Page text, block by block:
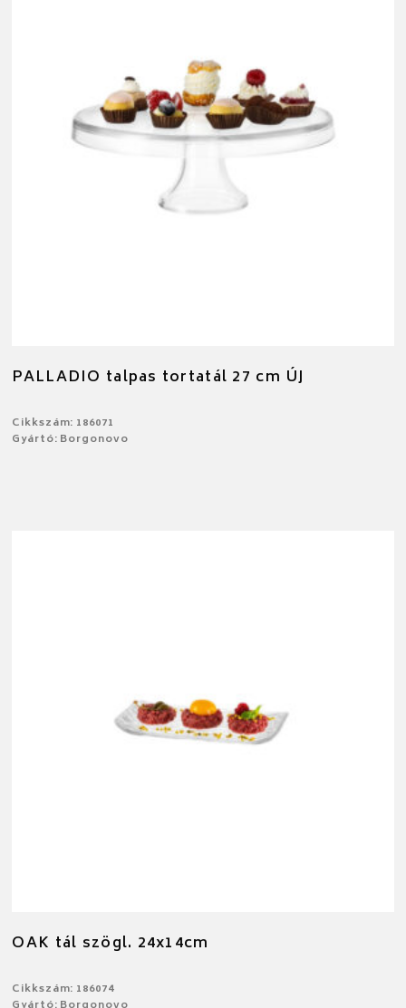
PALLADIO talpas tortatál 27 cm ÚJ
Cikkszám: 186071
Gyártó: Borgonovo
OAK tál szögl. 24x14cm
Cikkszám: 186074